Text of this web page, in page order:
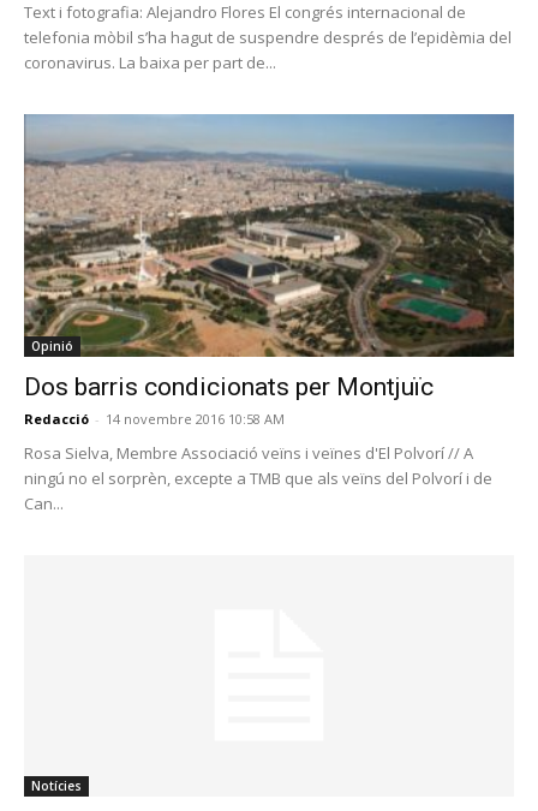
Text i fotografia: Alejandro Flores El congrés internacional de
telefonia mòbil s’ha hagut de suspendre després de l’epidèmia del
coronavirus. La baixa per part de...
Opinió
Dos barris condicionats per Montjuïc
Redacció - 14 novembre 2016 10:58 AM
Rosa Sielva, Membre Associació veïns i veïnes d'El Polvorí // A
ningú no el sorprèn, excepte a TMB que als veïns del Polvorí i de
Can...
Notícies